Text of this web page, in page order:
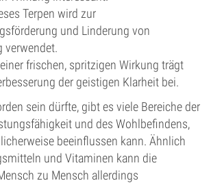
Terpen wird zur
und Linderung von
verwendet.
frischen, spritzigen Wirkung trägt
der geistigen Klarheit bei.
sein dürfte, gibt es viele Bereiche der
und des Wohlbefindens,
beeinflussen kann. Ähnlich
und Vitaminen kann die
zu Mensch allerdings